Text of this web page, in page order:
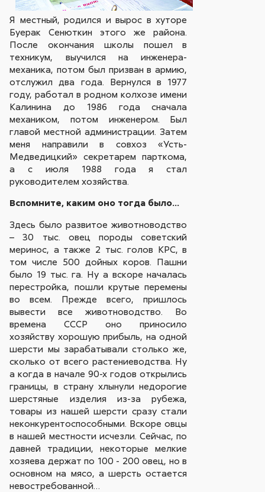
Я местный, родился и вырос в хуторе
Буерак Сенюткин этого же района.
После окончания школы пошел в
техникум, выучился на инженера-
механика, потом был призван в армию,
отслужил два года. Вернулся в 1977
году, работал в родном колхозе имени
Калинина до 1986 года сначала
механиком, потом инженером. Был
главой местной администрации. Затем
меня направили в совхоз «Усть-
Медведицкий» секретарем парткома,
а с июля 1988 года я стал
руководителем хозяйства.
Вспомните, каким оно тогда было…
Здесь было развитое животноводство
– 30 тыс. овец породы советский
меринос, а также 2 тыс. голов КРС, в
том числе 500 дойных коров. Пашни
было 19 тыс. га. Ну а вскоре началась
перестройка, пошли крутые перемены
во всем. Прежде всего, пришлось
вывести все животноводство. Во
времена СССР оно приносило
хозяйству хорошую прибыль, на одной
шерсти мы зарабатывали столько же,
сколько от всего растениеводства. Ну
а когда в начале 90-х годов открылись
границы, в страну хлынули недорогие
шерстяные изделия из-за рубежа,
товары из нашей шерсти сразу стали
неконкурентоспособными. Вскоре овцы
в нашей местности исчезли. Сейчас, по
давней традиции, некоторые мелкие
хозяева держат по 100 - 200 овец, но в
основном на мясо, а шерсть остается
невостребованной…